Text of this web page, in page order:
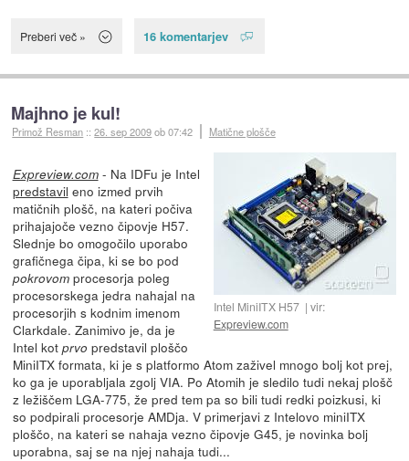
Preberi več » 16 komentarjev
Majhno je kul!
Primož Resman ::26. sep 2009ob 07:42 Matične plošče
Intel MiniITX H57
vir:
Expreview.com
Expreview.com- Na IDFu je Intel
predstavil eno izmed prvih
matičnih plošč, na kateri počiva
prihajajoče vezno čipovje H57.
Slednje bo omogočilo uporabo
grafičnega čipa, ki se bo pod
pokrovomprocesorja poleg
procesorskega jedra nahajal na
procesorjih s kodnim imenom
Clarkdale. Zanimivo je, da je
Intel kot prvo predstavil ploščo
MiniITX formata, ki je s platformo Atom zaživel mnogo bolj kot prej,
ko ga je uporabljala zgolj VIA. Po Atomih je sledilo tudi nekaj plošč
z ležiščem LGA-775, že pred tem pa so bili tudi redki poizkusi, ki
so podpirali procesorje AMDja. V primerjavi z Intelovo miniITX
ploščo, na kateri se nahaja vezno čipovje G45, je novinka bolj
uporabna, saj se na njej nahaja tudi...